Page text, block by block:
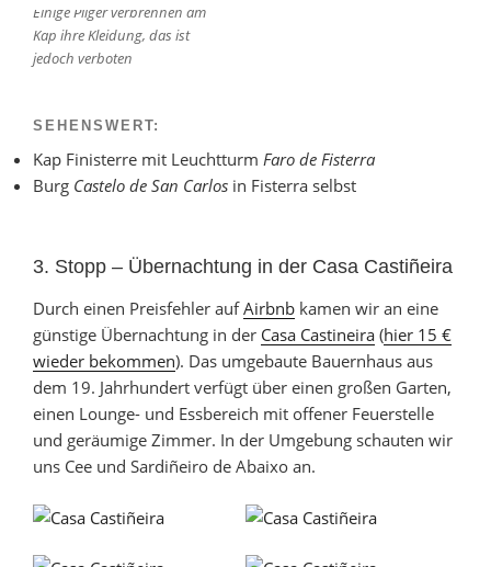
Einige Pilger verbrennen am
Kap ihre Kleidung, das ist
jedoch verboten
SEHENSWERT:
Kap Finisterre mit Leuchtturm Faro de Fisterra
Burg Castelo de San Carlos in Fisterra selbst
3. Stopp – Übernachtung in der Casa Castiñeira
Durch einen Preisfehler aufAirbnb kamen wir an eine
günstige Übernachtung in der Casa Castineira (hier 15 €
wieder bekommen). Das umgebaute Bauernhaus aus
dem 19. Jahrhundert verfügt über einen großen Garten,
einen Lounge- und Essbereich mit offener Feuerstelle
und geräumige Zimmer. In der Umgebung schauten wir
uns Cee und Sardiñeiro de Abaixo an.